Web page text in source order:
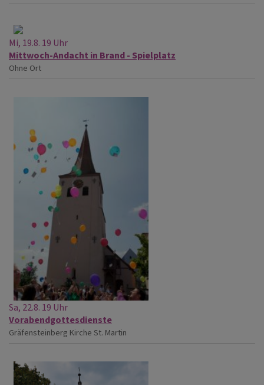
Mi, 19.8. 19 Uhr
Mittwoch-Andacht in Brand - Spielplatz
Ohne Ort
Sa, 22.8. 19 Uhr
Vorabendgottesdienste
Gräfensteinberg Kirche St. Martin